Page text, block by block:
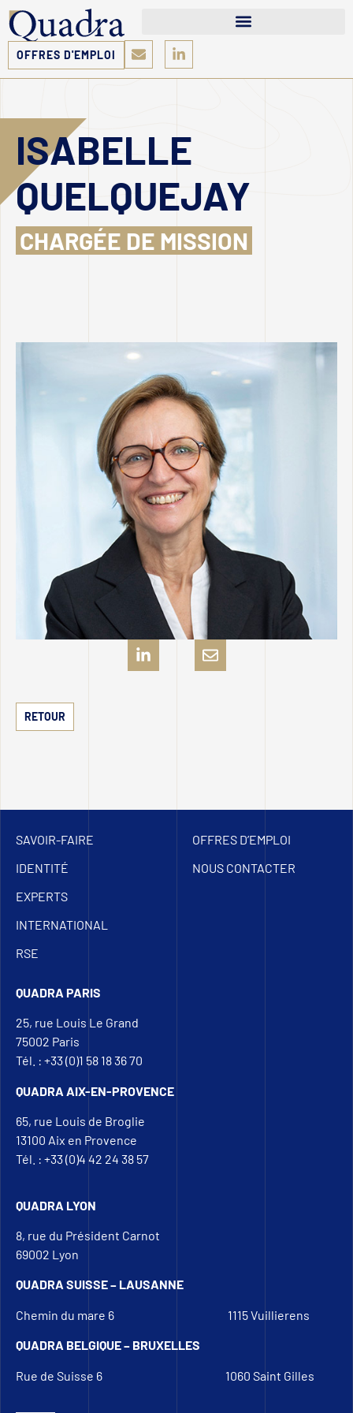
OFFRES D'EMPLOI
ISABELLE
QUELQUEJAY
CHARGÉE DE MISSION
RETOUR
SAVOIR-FAIRE
IDENTITÉ
EXPERTS
INTERNATIONAL
RSE
OFFRES D’EMPLOI
NOUS CONTACTER
QUADRA PARIS
25, rue Louis Le Grand
75002 Paris
Tél. : +33 (0)1 58 18 36 70
QUADRA AIX-EN-PROVENCE
65, rue Louis de Broglie
13100 Aix en Provence
Tél. : +33 (0)4 42 24 38 57
QUADRA LYON
8, rue du Président Carnot
69002 Lyon
QUADRA SUISSE – LAUSANNE
Chemin du mare 6 1115 Vuillierens
QUADRA BELGIQUE – BRUXELLES
Rue de Suisse 6 1060 Saint Gilles